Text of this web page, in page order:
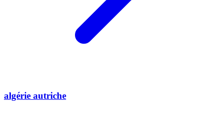
algérie autriche